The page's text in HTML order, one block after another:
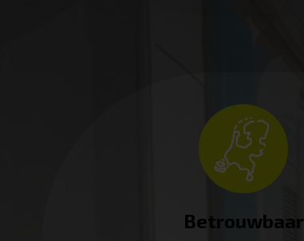
Betrouwbaar